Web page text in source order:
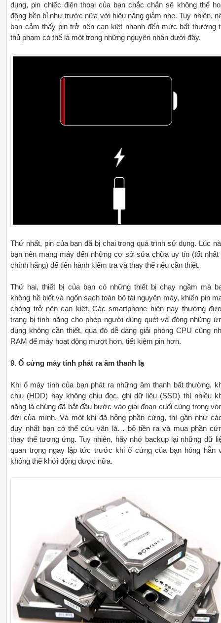
dụng, pin chiếc điện thoại của bạn chắc chắn sẽ không thể
động bền bỉ như trước nữa với hiệu năng giảm nhẹ. Tuy nhiên,
bạn cảm thấy pin trở nên cạn kiệt nhanh đến mức bất thường
thủ phạm có thể là một trong những nguyên nhân dưới đây.
Thứ nhất, pin của bạn đã bị chai trong quá trình sử dụng. Lúc
bạn nên mang máy đến những cơ sở sửa chữa uy tín (tốt nhất
chính hãng) để tiến hành kiểm tra và thay thế nếu cần thiết.
Thứ hai, thiết bị của bạn có những thiết bị chạy ngầm mà
không hề biết và ngốn sạch toàn bộ tài nguyên máy, khiến pin
chóng trở nên cạn kiệt. Các smartphone hiện nay thường
trang bị tính năng cho phép người dùng quét và đóng những
dụng không cần thiết, qua đó dễ dàng giải phóng CPU cũng
RAM để máy hoạt động mượt hơn, tiết kiệm pin hơn.
9. Ổ cứng máy tính phát ra âm thanh lạ
Khi ổ máy tính của bạn phát ra những âm thanh bất thường,
chịu (HDD) hay không chịu đọc, ghi dữ liệu (SSD) thì nhiều
năng là chúng đã bắt đầu bước vào giai đoạn cuối cùng trong
đời của mình. Và một khi đã hỏng phần cứng, thì gần như
duy nhất bạn có thể cứu vãn là… bỏ tiền ra và mua phần
thay thế tương ứng. Tuy nhiên, hãy nhớ backup lại những dữ
quan trọng ngay lập tức trước khi ổ cứng của bạn hỏng hẳn
không thể khởi động được nữa.